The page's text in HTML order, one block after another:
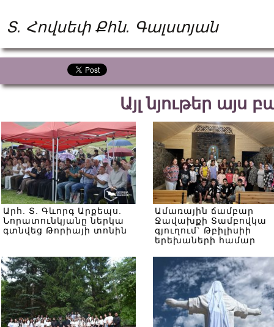
Տ. Հովսեփ Քհն. Գալստյան
Այլ նյութեր այս
Արհ. Տ. Գևորգ Արքեպս.
Նորատունկյանը ներկա
գտնվեց Թորիայի տոնին
Ամառային ճամբար
Ջավախքի Տամբովկա
գյուղում` Թբիլիսիի
երեխաների համար